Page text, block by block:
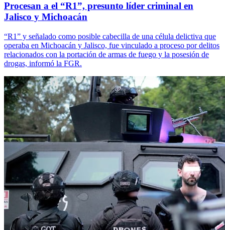
Procesan a el “R1”, presunto líder criminal en
Jalisco y Michoacán
“R1” y señalado como posible cabecilla de una célula delictiva que
operaba en Michoacán y Jalisco, fue vinculado a proceso por delitos
relacionados con la portación de armas de fuego y la posesión de
drogas, informó la FGR.